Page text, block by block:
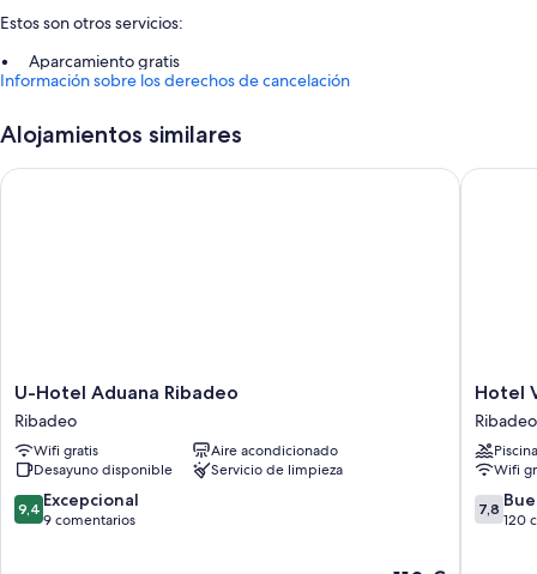
Estos son otros servicios:
Aparcamiento gratis
Desayuno continental (de pago), asistencia turística y para la compra
habitaciones incluyen:
Información sobre los derechos de cancelación
Alojamientos similares
U-
Hotel
Aduana
Ribadeo
Ribadeo
U-Hotel Aduana Ribadeo
Ribadeo
Wifi gratis
Aire acondicionado
Desayuno disponible
Servicio de limpieza
9.4
sobre
9,4 Excepcional
9 comentarios
U-Hotel Aduana Ribadeo
Hotel
Voar
Ribadeo
Hotel
Ribadeo
Piscina
Wifi
7.8
sobre
7,8
120
Hotel